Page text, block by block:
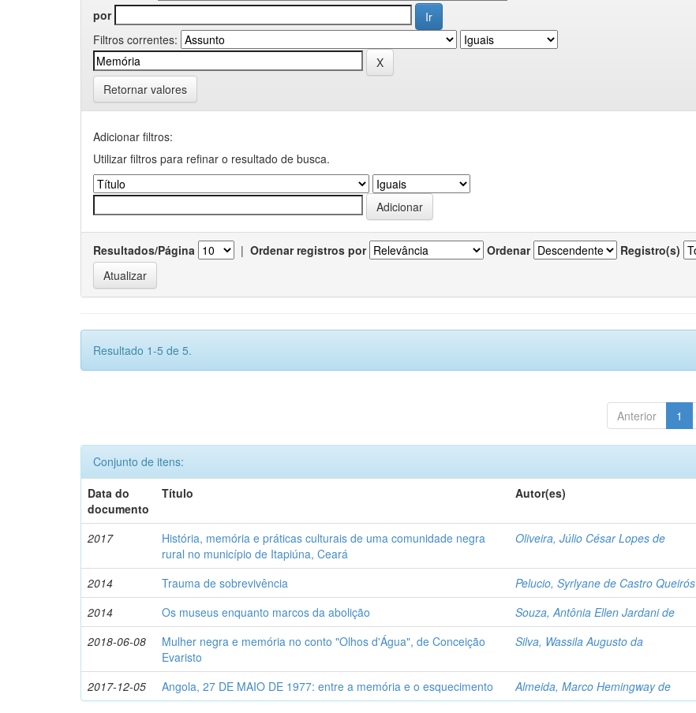
por
Filtros correntes:
Retornar valores
Adicionar filtros:
Utilizar filtros para refinar o resultado de busca.
Resultados/Página | Ordenar registros por Ordenar Registro(s)
Resultado 1-5 de 5.
Anterior 1
Conjunto de itens:
Data do
documento
Título Autor(es)
2017
História, memória e práticas culturais de uma comunidade negra
rural no município de Itapiúna, Ceará
Oliveira, Júlio César Lopes de
2014 Trauma de sobrevivência
Pelucio, Syrlyane de Castro Queirós
2014
Os museus enquanto marcos da abolição
Souza, Antônia Ellen Jardani de
2018-06-08
Mulher negra e memória no conto "Olhos d'Água", de Conceição
Evaristo
Silva, Wassila Augusto da
2017-12-05 Angola, 27 DE MAIO DE 1977: entre a memória e o esquecimento Almeida, Marco Hemingway de